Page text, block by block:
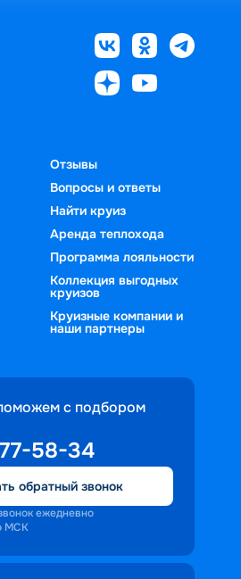
Отзывы
Вопросы и ответы
Найти круиз
Аренда теплохода
Программа лояльности
Коллекция выгодных
круизов
Круизные компании и
наши партнеры
с подбором
58-34
обратный звонок
ежедневно
МСК